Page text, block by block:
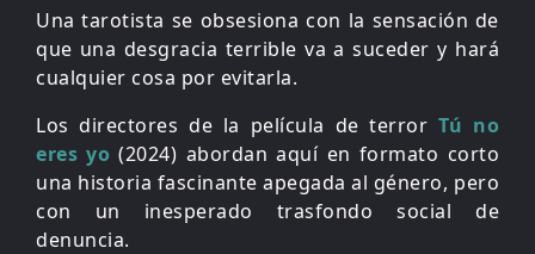
Una tarotista se obsesiona con la sensación de
que una desgracia terrible va a suceder y hará
cualquier cosa por evitarla.
Los directores de la película de terrorTú no
eres yo (2024) abordan aquí en formato corto
una historia fascinante apegada al género, pero
con un inesperado trasfondo social de
denuncia.